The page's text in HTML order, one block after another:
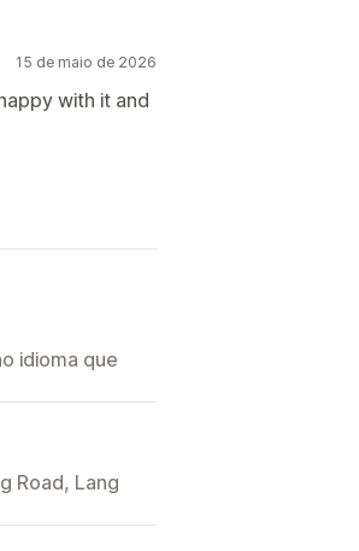
15 de maio de 2026
with it and
idioma que
Road, Lang